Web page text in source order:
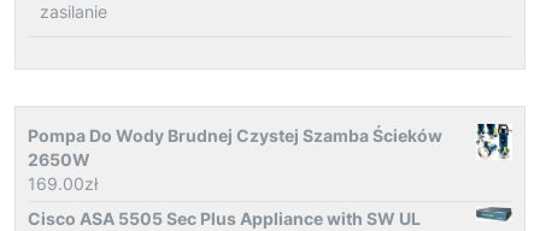
zasilanie
Pompa Do Wody Brudnej Czystej Szamba Ścieków
2650W
169.00zł
Cisco ASA 5505 Sec Plus Appliance with SW UL